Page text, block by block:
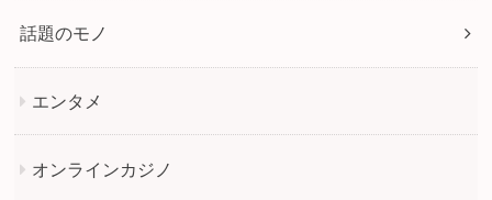
話題のモノ
エンタメ
オンラインカジノ